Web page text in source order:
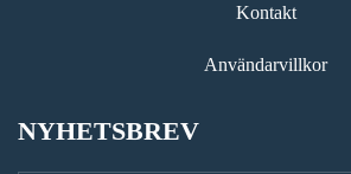
Kontakt
Användarvillkor
NYHETSBREV